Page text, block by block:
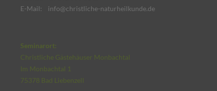
E-Mail: info@christliche-naturheilkunde.de
Seminarort:
Christliche Gästehäuser Monbachtal
Im Monbachtal 1
75378 Bad Liebenzell